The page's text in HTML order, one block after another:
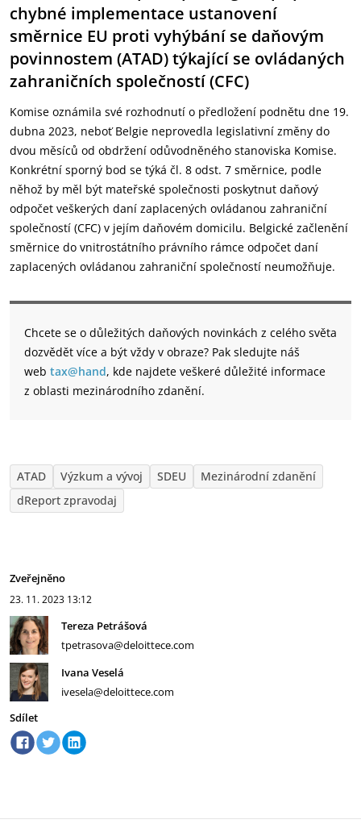
chybné implementace ustanovení
směrnice EU proti vyhýbání se daňovým
povinnostem (ATAD) týkající se ovládaných
zahraničních společností (CFC)
Komise oznámila své rozhodnutí o předložení podnětu dne 19.
dubna 2023, neboť Belgie neprovedla legislativní změny do
dvou měsíců od obdržení odůvodněného stanoviska Komise.
Konkrétní sporný bod se týká čl. 8 odst. 7 směrnice, podle
něhož by měl být mateřské společnosti poskytnut daňový
odpočet veškerých daní zaplacených ovládanou zahraniční
společností (CFC) v jejím daňovém domicilu. Belgické začlenění
směrnice do vnitrostátního právního rámce odpočet daní
zaplacených ovládanou zahraniční společností neumožňuje.
Chcete se o důležitých daňových novinkách z celého světa
dozvědět více a být vždy v obraze? Pak sledujte náš
web tax@hand, kde najdete veškeré důležité informace
z oblasti mezinárodního zdanění.
ATAD Výzkum a vývoj SDEU
Mezinárodní zdanění
dReport zpravodaj
Zveřejněno
23. 11. 2023 13:12
Tereza Petrášová
tpetrasova@deloittece.com
Ivana Veselá
ivesela@deloittece.com
Sdílet